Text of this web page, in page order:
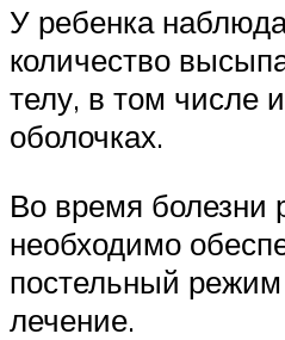
У ребенка
количество
телу, в том числе
оболочках.
Во время болезни
необходимо
постельный
лечение.